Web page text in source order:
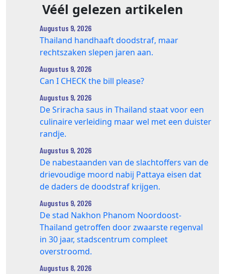
Véél gelezen artikelen
Augustus 9, 2026
Thailand handhaaft doodstraf, maar
rechtszaken slepen jaren aan.
Augustus 9, 2026
Can I CHECK the bill please?
Augustus 9, 2026
De Sriracha saus in Thailand staat voor een
culinaire verleiding maar wel met een duister
randje.
Augustus 9, 2026
De nabestaanden van de slachtoffers van de
drievoudige moord nabij Pattaya eisen dat
de daders de doodstraf krijgen.
Augustus 9, 2026
De stad Nakhon Phanom Noordoost-
Thailand getroffen door zwaarste regenval
in 30 jaar, stadscentrum compleet
overstroomd.
Augustus 8, 2026